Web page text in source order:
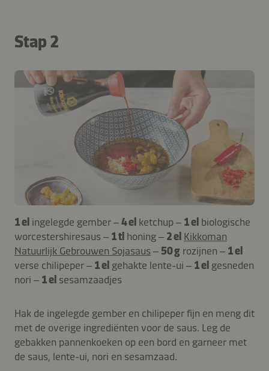
Stap 2
1 el ingelegde gember –4 el ketchup – 1 el biologische
worcestershiresaus – 1 tl honing – 2 el Kikkoman
Natuurlijk Gebrouwen Sojasaus – 50 g rozijnen – 1 el
verse chilipeper – 1 el gehakte lente-ui – 1 el gesneden
nori – 1 el sesamzaadjes
Hak de ingelegde gember en chilipeper fijn en meng dit
met de overige ingrediënten voor de saus. Leg de
gebakken pannenkoeken op een bord en garneer met
de saus, lente-ui, nori en sesamzaad.